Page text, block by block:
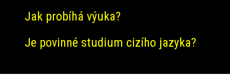
Jak probíhá výuka?
Je povinné studium cizího jazyka?